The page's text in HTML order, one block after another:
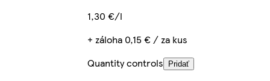
1,30 €/l
+ záloha 0,15 € / za kus
Quantity controls
Pridať